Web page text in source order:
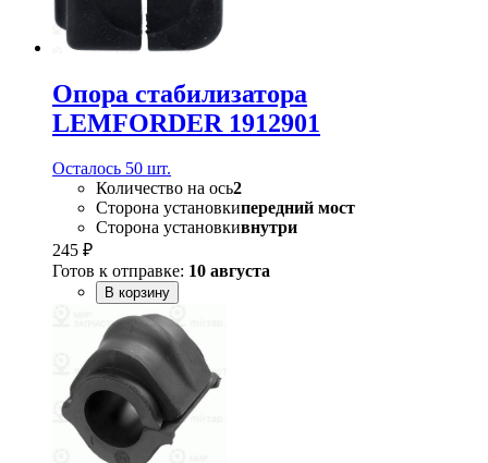
Опора стабилизатора
LEMFORDER 1912901
Осталось 50 шт.
Количество на ось2
Сторона установкипередний мост
Сторона установкивнутри
245 ₽
Готов к отправке: 10 августа
В корзину